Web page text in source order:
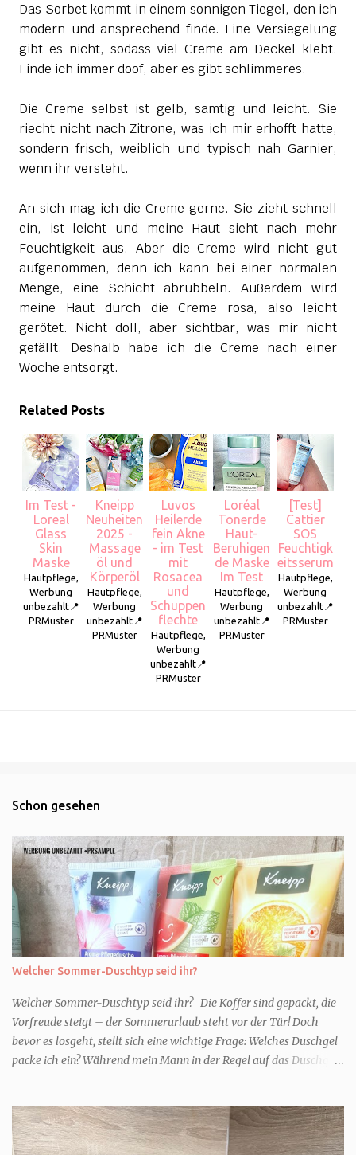
Das Sorbet kommt in einem sonnigen Tiegel, den ich
modern und ansprechend finde. Eine Versiegelung
gibt es nicht, sodass viel Creme am Deckel klebt.
Finde ich immer doof, aber es gibt schlimmeres.
Die Creme selbst ist gelb, samtig und leicht. Sie
riecht nicht nach Zitrone, was ich mir erhofft hatte,
sondern frisch, weiblich und typisch nah Garnier,
wenn ihr versteht.
An sich mag ich die Creme gerne. Sie zieht schnell
ein, ist leicht und meine Haut sieht nach mehr
Feuchtigkeit aus. Aber die Creme wird nicht gut
aufgenommen, denn ich kann bei einer normalen
Menge, eine Schicht abrubbeln. Außerdem wird
meine Haut durch die Creme rosa, also leicht
gerötet. Nicht doll, aber sichtbar, was mir nicht
gefällt. Deshalb habe ich die Creme nach einer
Woche entsorgt.
Related Posts
Im Test -
Loreal
Glass
Skin
Maske
Hautpflege,
Werbung
unbezahlt📍
PRMuster
Kneipp
Neuheiten
2025 -
Massage
öl und
Körperöl
Hautpflege,
Werbung
unbezahlt📍
PRMuster
Luvos
Heilerde
fein Akne
- im Test
mit
Rosacea
und
Schuppen
flechte
Hautpflege,
Werbung
unbezahlt📍
PRMuster
Loréal
Tonerde
Haut-
Beruhigen
de Maske
Im Test
Hautpflege,
Werbung
unbezahlt📍
PRMuster
[Test]
Cattier
SOS
Feuchtigk
eitsserum
Hautpflege,
Werbung
unbezahlt📍
PRMuster
Schon gesehen
Welcher Sommer-Duschtyp seid ihr?
Welcher Sommer-Duschtyp seid ihr? Die Koffer sind gepackt, die
Vorfreude steigt – der Sommerurlaub steht vor der Tür! Doch
bevor es losgeht, stellt sich eine wichtige Frage: Welches Duschgel
packe ich ein? Während mein Mann in der Regel auf das Duschgel
Urlaub Entspannung und Wellness. Falls ihr ähnlich denkt, lasst
uns doch herausfinden, welcher Duschtyp ihr seid. TYP